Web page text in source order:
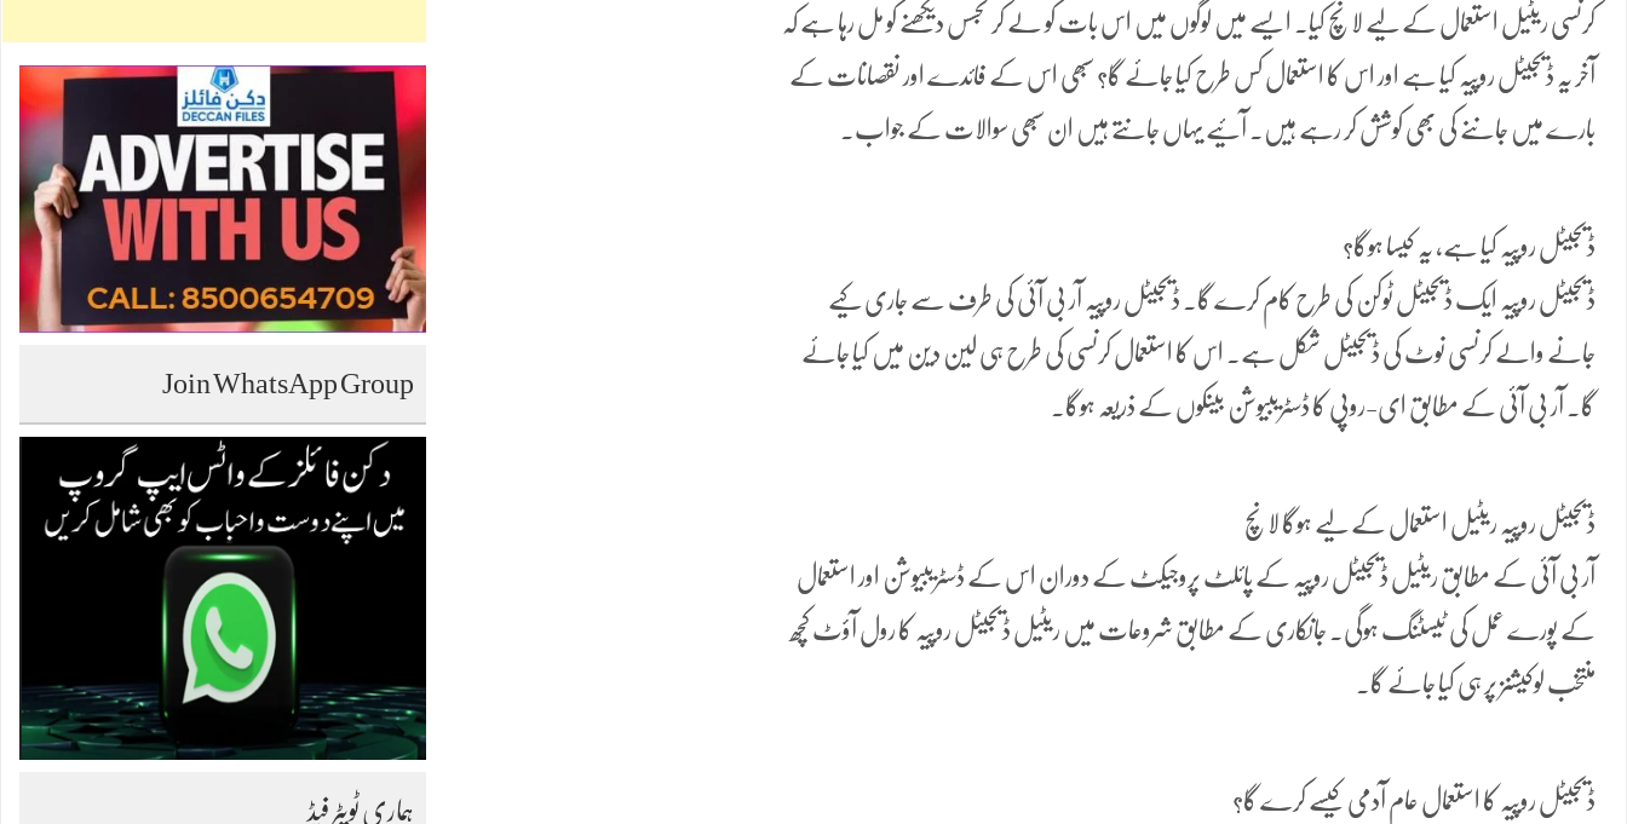
کرنسی ریٹیل استعمال کے لیے لانچ کیا۔ ایسے میں لوگوں میں اس بات کو لے کر تجسس دیکھنے کو مل رہا ہے کہ
آخر یہ ڈیجیٹل روپیہ کیا ہے اور اس کا استعمال کس طرح کیا جائے گا؟ سبھی اس کے فائدے اور نقصانات کے
بارے میں جاننے کی بھی کوشش کر رہے ہیں۔ آئیے یہاں جانتے ہیں ان سبھی سوالات کے جواب۔
ڈیجیٹل روپیہ کیا ہے، یہ کیسا ہوگا؟
ڈیجیٹل روپیہ ایک ڈیجیٹل ٹوکن کی طرح کام کرے گا۔ ڈیجیٹل روپیہ آر بی آئی کی طرف سے جاری کیے
جانے والے کرنسی نوٹ کی ڈیجیٹل شکل ہے۔ اس کا استعمال کرنسی کی طرح ہی لین دین میں کیا جائے
گا۔ آر بی آئی کے مطابق ای-روپی کا ڈسٹریبیوشن بینکوں کے ذریعہ ہوگا۔
ڈیجیٹل روپیہ ریٹیل استعمال کے لیے ہوگا لانچ
آر بی آئی کے مطابق ریٹیل ڈیجیٹل روپیہ کے پائلٹ پروجیکٹ کے دوران اس کے ڈسٹریبیوشن اور استعمال
کے پورے عمل کی ٹیسٹنگ ہوگی۔ جانکاری کے مطابق شروعات میں ریٹیل ڈیجیٹل روپیہ کا رول آؤٹ کچھ
منتخب لوکیشنز پر ہی کیا جائے گا۔
ڈیجیٹل روپیہ کا استعمال عام آدمی کیسے کرے گا؟
Join WhatsApp Group
ہماری ٹویٹر فیڈ